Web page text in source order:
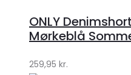
Klædeskabet.dk
ONLY
Mørkeblå
259,95 kr.